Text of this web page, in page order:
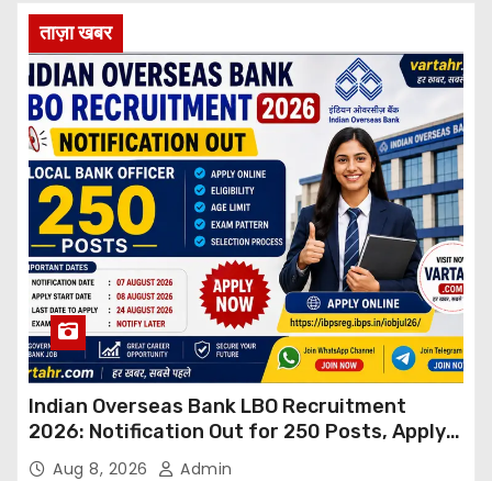
ताज़ा खबर
Indian Overseas Bank LBO Recruitment
2026: Notification Out for 250 Posts, Apply
OnlineAug 8, 2026 Admin